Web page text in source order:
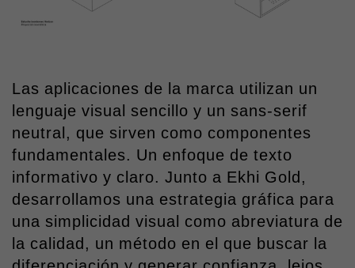
Las aplicaciones de la marca utilizan un
lenguaje visual sencillo y un sans-serif
neutral, que sirven como componentes
fundamentales. Un enfoque de texto
informativo y claro. Junto a Ekhi Gold,
desarrollamos una estrategia gráfica para
una simplicidad visual como abreviatura de
la calidad, un método en el que buscar la